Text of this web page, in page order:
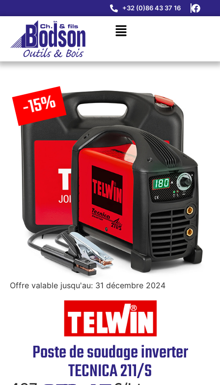
+32 (0)86 43 37 16
Offre valable jusqu'au: 31 décembre 2024
-15%
Poste de soudage inverter
TECNICA 211/S